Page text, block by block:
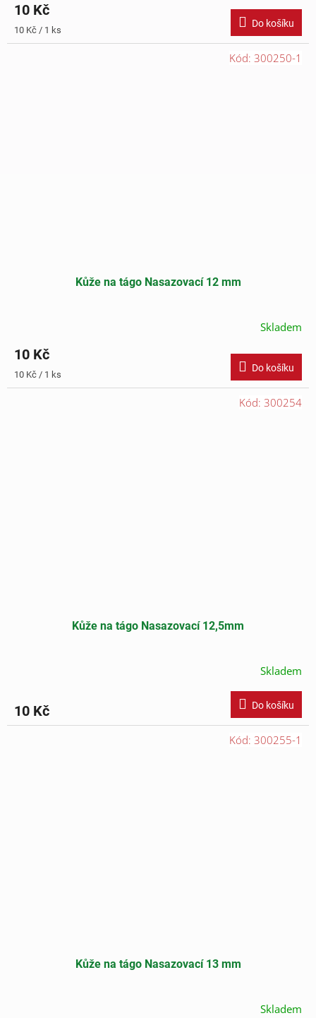
10 Kč
Měrná
cena:
10 Kč / 1 ks
Do košíku
Kůže na tágo Nasazovací 12 mm
Skladem
10 Kč
Měrná
cena:
10 Kč / 1 ks
Do košíku
Kód: 300250-1
Kůže na tágo Nasazovací 12,5mm
Skladem
10 Kč Do košíku
Kód: 300254
Kůže na tágo Nasazovací 13 mm
Skladem
Kód: 300255-1